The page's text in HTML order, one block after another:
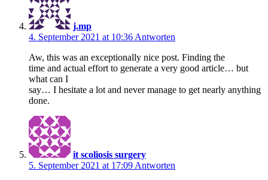
j.mp
4. September 2021 at 10:36 Antworten
Aw, this was an exceptionally nice post. Finding the
time and actual effort to generate a very good article… but
what can I
say… I hesitate a lot and never manage to get nearly anything
done.
it scoliosis surgery
5. September 2021 at 17:09 Antworten